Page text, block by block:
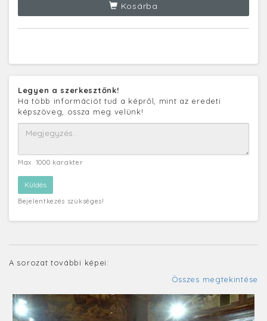
Kosárba
Legyen a szerkesztőnk!
Ha több információt tud a képről, mint az eredeti
képszöveg, ossza meg velünk!
Max. 1000 karakter
Bejelentkezés szükséges!
A sorozat további képei:
Összes megtekintése